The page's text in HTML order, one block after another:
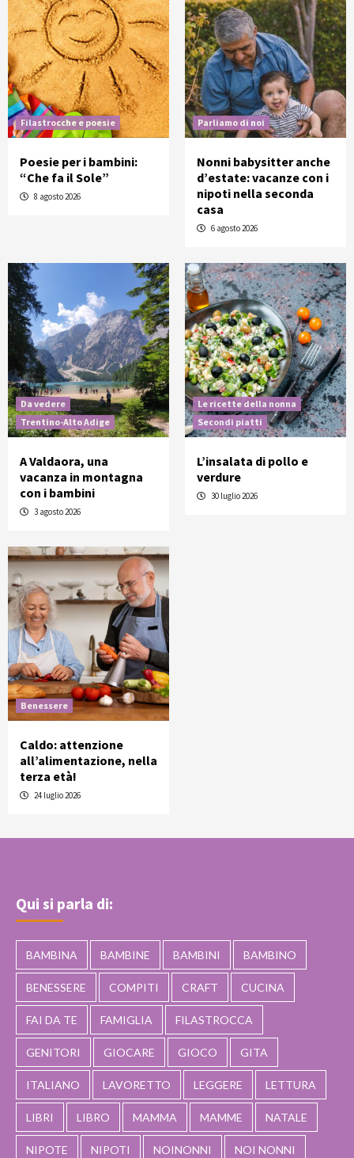
Filastrocche e poesie
Poesie per i bambini:
“Che fa il Sole”
8 agosto 2026
Parliamo di noi
Nonni babysitter anche
d’estate: vacanze con i
nipoti nella seconda
casa
6 agosto 2026
Da vedere
Trentino-Alto Adige
A Valdaora, una
vacanza in montagna
con i bambini
3 agosto 2026
Le ricette della nonna
Secondi piatti
L’insalata di pollo e
verdure
30 luglio 2026
Benessere
Caldo: attenzione
all’alimentazione, nella
terza età!
24 luglio 2026
Qui si parla di:
BAMBINA BAMBINE BAMBINI BAMBINO
BENESSERE COMPITI CRAFT CUCINA
FAI DA TE FAMIGLIA FILASTROCCA
GENITORI GIOCARE GIOCO GITA
ITALIANO LAVORETTO LEGGERE LETTURA
LIBRI LIBRO MAMMA MAMME NATALE
NIPOTE NIPOTI NOINONNI NOI NONNI